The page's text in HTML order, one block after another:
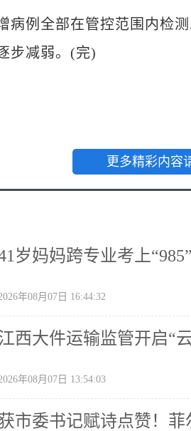
例全部在管控范围内检测
步减弱。(完)
更多精彩内容
岁妈妈跨专业考上
年08月07日 16:44:32
西大件运输监管开启“
年08月07日 13:54:03
市委书记赋诗点赞！